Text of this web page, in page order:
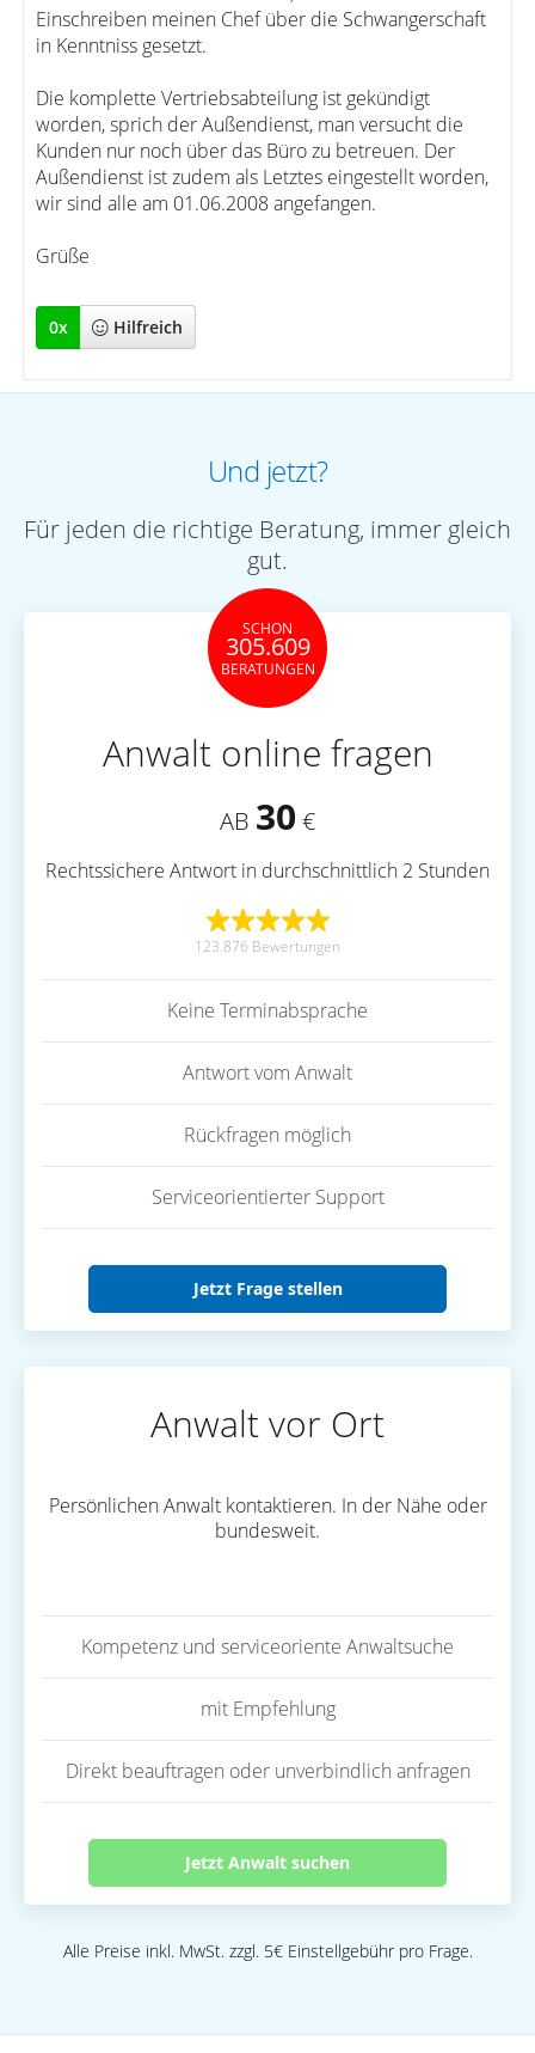
Einschreiben meinen Chef über die Schwangerschaft
in Kenntniss gesetzt.
Die komplette Vertriebsabteilung ist gekündigt
worden, sprich der Außendienst, man versucht die
Kunden nur noch über das Büro zu betreuen. Der
Außendienst ist zudem als Letztes eingestellt worden,
wir sind alle am 01.06.2008 angefangen.
Grüße
0x Hilfreich
Und jetzt?
Für jeden die richtige Beratung, immer gleich
gut.
SCHON
305.609
BERATUNGEN
Anwalt online fragen
AB 30 €
Rechtssichere Antwort in durchschnittlich 2 Stunden
123.876 Bewertungen
Keine Terminabsprache
Antwort vom Anwalt
Rückfragen möglich
Serviceorientierter Support
Jetzt Frage stellen
Anwalt vor Ort
Persönlichen Anwalt kontaktieren. In der Nähe oder
bundesweit.
Kompetenz und serviceoriente Anwaltsuche
mit Empfehlung
Direkt beauftragen oder unverbindlich anfragen
Jetzt Anwalt suchen
Alle Preise inkl. MwSt. zzgl. 5€ Einstellgebühr pro Frage.